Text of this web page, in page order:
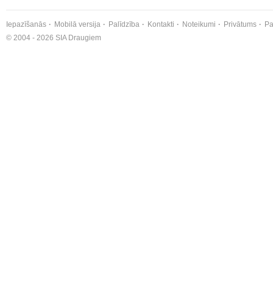
Iepazīšanās Mobilā versija Palīdzība Kontakti Noteikumi Privātums
© 2004 - 2026 SIA Draugiem